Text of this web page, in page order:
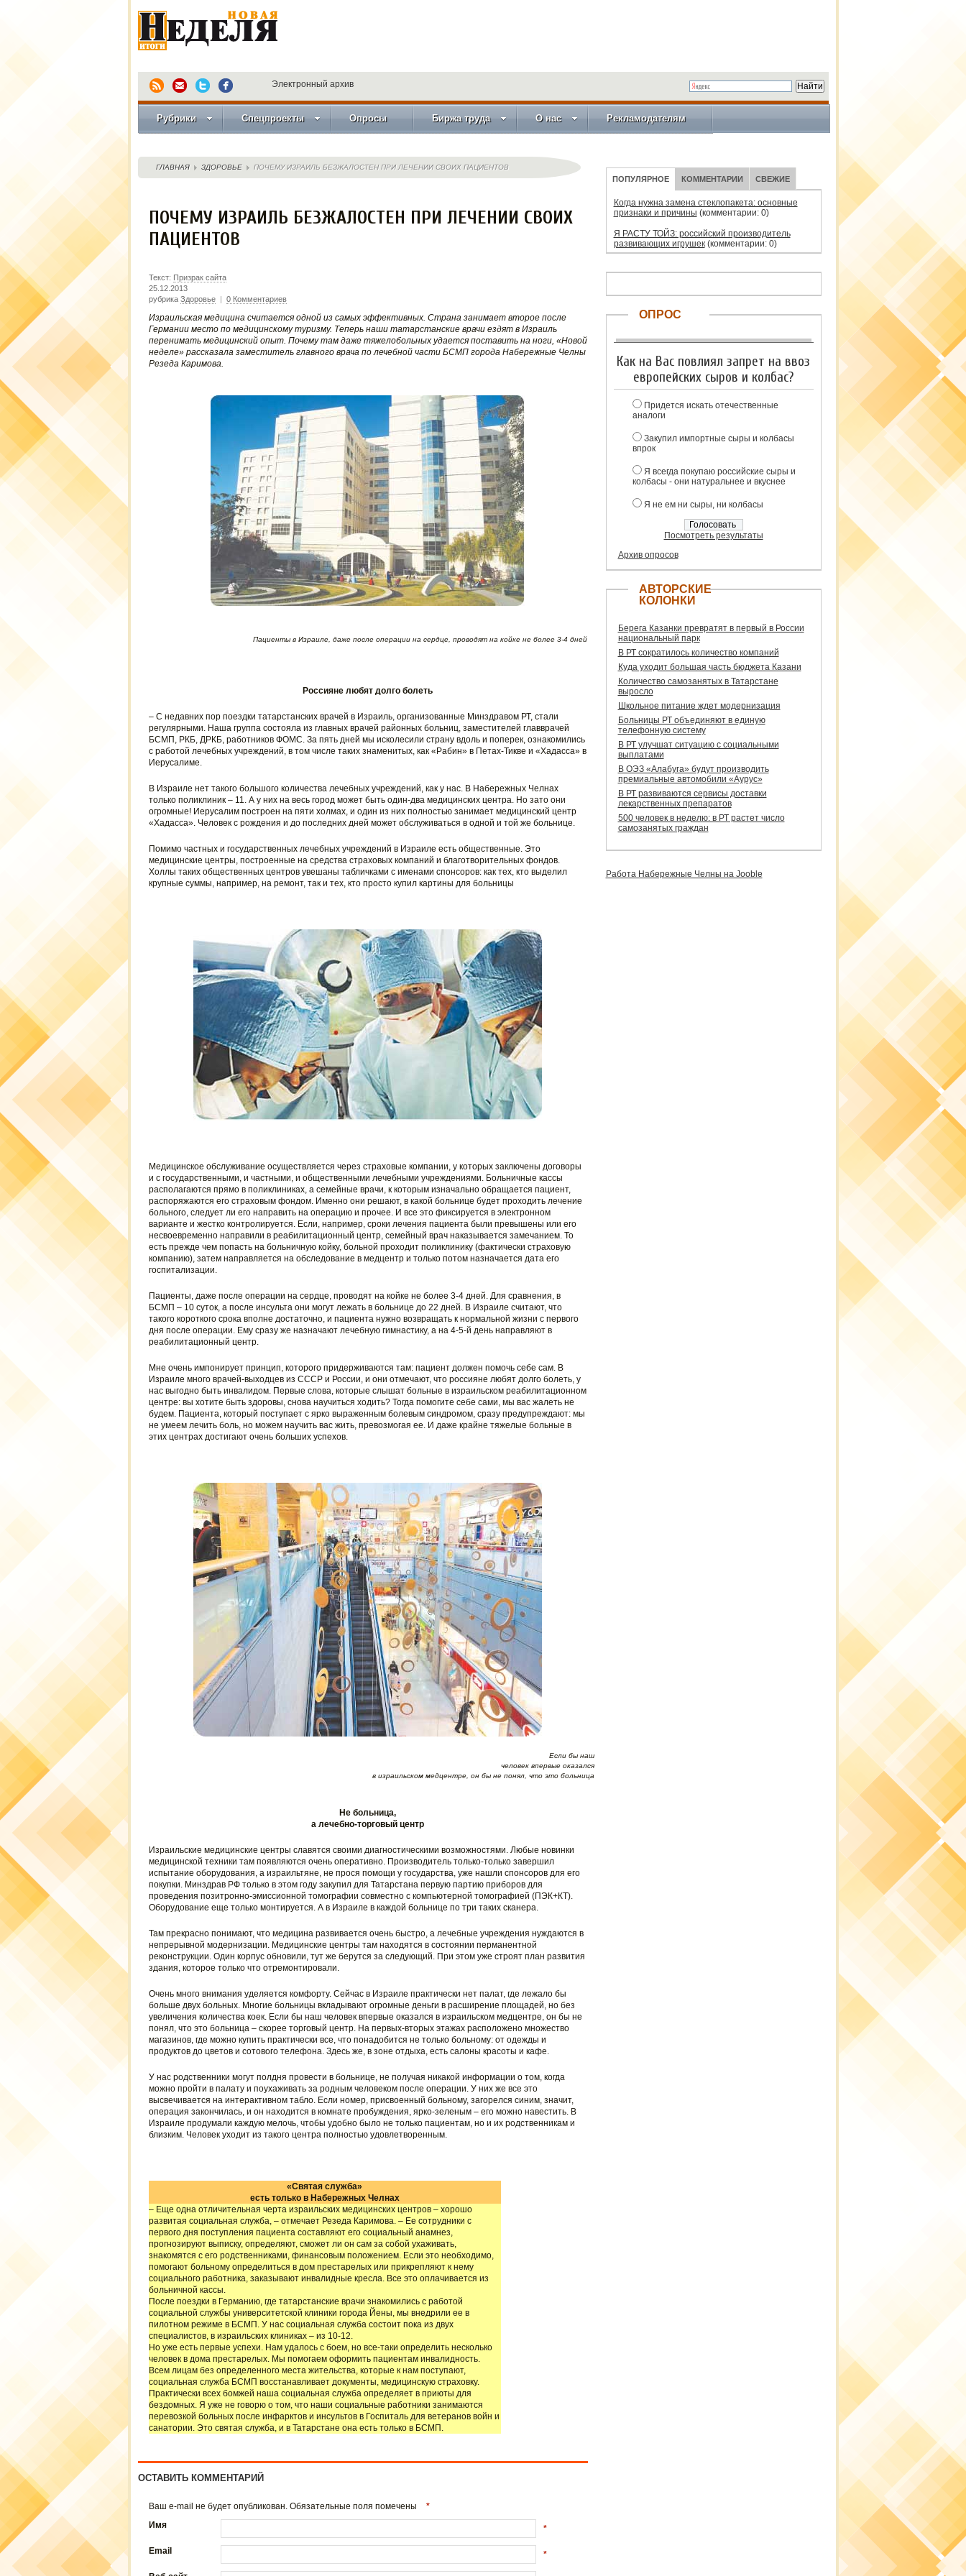
Электронный архив
Рубрики Спецпроекты Опросы Биржа труда О нас Рекламодателям
ГЛАВНАЯ ЗДОРОВЬЕ ПОЧЕМУ ИЗРАИЛЬ БЕЗЖАЛОСТЕН ПРИ ЛЕЧЕНИИ СВОИХ ПАЦИЕНТОВ
ПОЧЕМУ ИЗРАИЛЬ БЕЗЖАЛОСТЕН ПРИ ЛЕЧЕНИИ СВОИХ
ПАЦИЕНТОВ
Текст: Призрак сайта
25.12.2013
рубрика Здоровье | 0 Комментариев
Израильская медицина считается одной из самых эффективных. Страна занимает второе после
Германии место по медицинскому туризму. Теперь наши татарстанские врачи ездят в Израиль
перенимать медицинский опыт. Почему там даже тяжелобольных удается поставить на ноги, «Новой
неделе» рассказала заместитель главного врача по лечебной части БСМП города Набережные Челны
Резеда Каримова.
Пациенты в Израиле, даже после операции на сердце, проводят на койке не более 3-4 дней
Россияне любят долго болеть
– С недавних пор поездки татарстанских врачей в Израиль, организованные Минздравом РТ, стали
регулярными. Наша группа состояла из главных врачей районных больниц, заместителей главврачей
БСМП, РКБ, ДРКБ, работников ФОМС. За пять дней мы исколесили страну вдоль и поперек, ознакомились
с работой лечебных учреждений, в том числе таких знаменитых, как «Рабин» в Петах-Тикве и «Хадасса» в
Иерусалиме.
В Израиле нет такого большого количества лечебных учреждений, как у нас. В Набережных Челнах
только поликлиник – 11. А у них на весь город может быть один-два медицинских центра. Но зато они
огромные! Иерусалим построен на пяти холмах, и один из них полностью занимает медицинский центр
«Хадасса». Человек с рождения и до последних дней может обслуживаться в одной и той же больнице.
Помимо частных и государственных лечебных учреждений в Израиле есть общественные. Это
медицинские центры, построенные на средства страховых компаний и благотворительных фондов.
Холлы таких общественных центров увешаны табличками с именами спонсоров: как тех, кто выделил
крупные суммы, например, на ремонт, так и тех, кто просто купил картины для больницы
Медицинское обслуживание осуществляется через страховые компании, у которых заключены договоры
и с государственными, и частными, и общественными лечебными учреждениями. Больничные кассы
располагаются прямо в поликлиниках, а семейные врачи, к которым изначально обращается пациент,
распоряжаются его страховым фондом. Именно они решают, в какой больнице будет проходить лечение
больного, следует ли его направить на операцию и прочее. И все это фиксируется в электронном
варианте и жестко контролируется. Если, например, сроки лечения пациента были превышены или его
несвоевременно направили в реабилитационный центр, семейный врач наказывается замечанием. То
есть прежде чем попасть на больничную койку, больной проходит поликлинику (фактически страховую
компанию), затем направляется на обследование в медцентр и только потом назначается дата его
госпитализации.
Пациенты, даже после операции на сердце, проводят на койке не более 3-4 дней. Для сравнения, в
БСМП – 10 суток, а после инсульта они могут лежать в больнице до 22 дней. В Израиле считают, что
такого короткого срока вполне достаточно, и пациента нужно возвращать к нормальной жизни с первого
дня после операции. Ему сразу же назначают лечебную гимнастику, а на 4-5-й день направляют в
реабилитационный центр.
Мне очень импонирует принцип, которого придерживаются там: пациент должен помочь себе сам. В
Израиле много врачей-выходцев из СССР и России, и они отмечают, что россияне любят долго болеть, у
нас выгодно быть инвалидом. Первые слова, которые слышат больные в израильском реабилитационном
центре: вы хотите быть здоровы, снова научиться ходить? Тогда помогите себе сами, мы вас жалеть не
будем. Пациента, который поступает с ярко выраженным болевым синдромом, сразу предупреждают: мы
не умеем лечить боль, но можем научить вас жить, превозмогая ее. И даже крайне тяжелые больные в
этих центрах достигают очень больших успехов.
Если бы наш
человек впервые оказался
в израильском медцентре, он бы не понял, что это больница
Не больница,
а лечебно-торговый центр
Израильские медицинские центры славятся своими диагностическими возможностями. Любые новинки
медицинской техники там появляются очень оперативно. Производитель только-только завершил
испытание оборудования, а израильтяне, не прося помощи у государства, уже нашли спонсоров для его
покупки. Минздрав РФ только в этом году закупил для Татарстана первую партию приборов для
проведения позитронно-эмиссионной томографии совместно с компьютерной томографией (ПЭК+КТ).
Оборудование еще только монтируется. А в Израиле в каждой больнице по три таких сканера.
Там прекрасно понимают, что медицина развивается очень быстро, а лечебные учреждения нуждаются в
непрерывной модернизации. Медицинские центры там находятся в состоянии перманентной
реконструкции. Один корпус обновили, тут же берутся за следующий. При этом уже строят план развития
здания, которое только что отремонтировали.
Очень много внимания уделяется комфорту. Сейчас в Израиле практически нет палат, где лежало бы
больше двух больных. Многие больницы вкладывают огромные деньги в расширение площадей, но без
увеличения количества коек. Если бы наш человек впервые оказался в израильском медцентре, он бы не
понял, что это больница – скорее торговый центр. На первых-вторых этажах расположено множество
магазинов, где можно купить практически все, что понадобится не только больному: от одежды и
продуктов до цветов и сотового телефона. Здесь же, в зоне отдыха, есть салоны красоты и кафе.
У нас родственники могут полдня провести в больнице, не получая никакой информации о том, когда
можно пройти в палату и поухаживать за родным человеком после операции. У них же все это
высвечивается на интерактивном табло. Если номер, присвоенный больному, загорелся синим, значит,
операция закончилась, и он находится в комнате пробуждения, ярко-зеленым – его можно навестить. В
Израиле продумали каждую мелочь, чтобы удобно было не только пациентам, но и их родственникам и
близким. Человек уходит из такого центра полностью удовлетворенным.
«Святая служба»
есть только в Набережных Челнах
– Еще одна отличительная черта израильских медицинских центров – хорошо
развитая социальная служба, – отмечает Резеда Каримова. – Ее сотрудники с
первого дня поступления пациента составляют его социальный анамнез,
прогнозируют выписку, определяют, сможет ли он сам за собой ухаживать,
знакомятся с его родственниками, финансовым положением. Если это необходимо,
помогают больному определиться в дом престарелых или прикрепляют к нему
социального работника, заказывают инвалидные кресла. Все это оплачивается из
больничной кассы.
После поездки в Германию, где татарстанские врачи знакомились с работой
социальной службы университетской клиники города Йены, мы внедрили ее в
пилотном режиме в БСМП. У нас социальная служба состоит пока из двух
специалистов, в израильских клиниках – из 10-12.
Но уже есть первые успехи. Нам удалось с боем, но все-таки определить несколько
человек в дома престарелых. Мы помогаем оформить пациентам инвалидность.
Всем лицам без определенного места жительства, которые к нам поступают,
социальная служба БСМП восстанавливает документы, медицинскую страховку.
Практически всех бомжей наша социальная служба определяет в приюты для
бездомных. Я уже не говорю о том, что наши социальные работники занимаются
перевозкой больных после инфарктов и инсультов в Госпиталь для ветеранов войн и
санатории. Это святая служба, и в Татарстане она есть только в БСМП.
ОСТАВИТЬ КОММЕНТАРИЙ
Ваш e-mail не будет опубликован. Обязательные поля помечены
*
Имя
*
Email *
ПОПУЛЯРНОЕ КОММЕНТАРИИ СВЕЖИЕ
Когда нужна замена стеклопакета: основные
признаки и причины (комментарии: 0)
Я РАСТУ ТОЙЗ: российский производитель
развивающих игрушек(комментарии: 0)
ОПРОС
Как на Вас повлиял запрет на ввоз
европейских сыров и колбас?
Придется искать отечественные
аналоги
Закупил импортные сыры и колбасы
впрок
Я всегда покупаю российские сыры и
колбасы - они натуральнее и вкуснее
Я не ем ни сыры, ни колбасы
Посмотреть результаты
Архив опросов
АВТОРСКИЕ
КОЛОНКИ
Берега Казанки превратят в первый в России
национальный парк
В РТ сократилось количество компаний
Куда уходит большая часть бюджета Казани
Количество самозанятых в Татарстане
выросло
Школьное питание ждет модернизация
Больницы РТ объединяют в единую
телефонную систему
В РТ улучшат ситуацию с социальными
выплатами
В ОЭЗ «Алабуга» будут производить
премиальные автомобили «Аурус»
В РТ развиваются сервисы доставки
лекарственных препаратов
500 человек в неделю: в РТ растет число
самозанятых граждан
Работа Набережные Челны на Jooble